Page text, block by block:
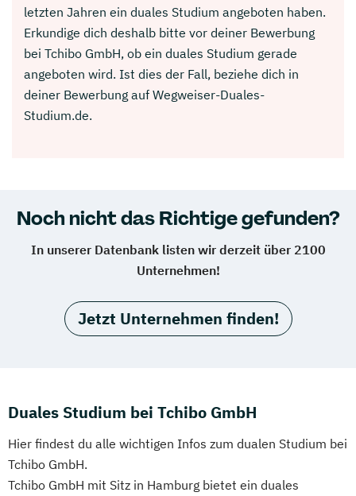
letzten Jahren ein duales Studium angeboten haben.
Erkundige dich deshalb bitte vor deiner Bewerbung
bei Tchibo GmbH, ob ein duales Studium gerade
angeboten wird. Ist dies der Fall, beziehe dich in
deiner Bewerbung auf Wegweiser-Duales-
Studium.de.
Noch nicht das Richtige gefunden?
In unserer Datenbank listen wir derzeit über 2100
Unternehmen!
Jetzt Unternehmen finden!
Duales Studium bei Tchibo GmbH
Hier findest du alle wichtigen Infos zum dualen Studium bei
Tchibo GmbH.
Tchibo GmbH mit Sitz in Hamburg bietet ein duales